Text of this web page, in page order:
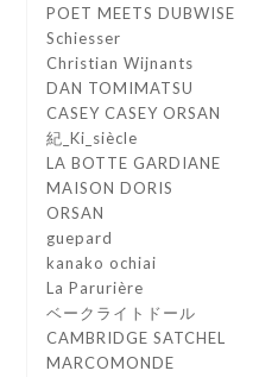
POET MEETS DUBWISE
Schiesser
Christian Wijnants
DAN TOMIMATSU
CASEY CASEY ORSAN
紀_Ki_siècle
LA BOTTE GARDIANE
MAISON DORIS
ORSAN
guepard
kanako ochiai
La Parurière
ベークライトドール
CAMBRIDGE SATCHEL
MARCOMONDE